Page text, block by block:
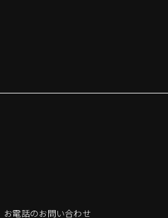
お電話のお問い合わせ